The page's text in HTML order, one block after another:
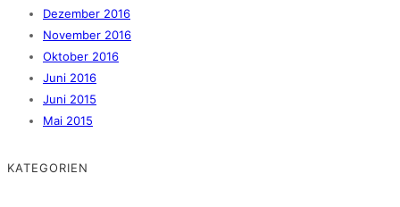
Dezember 2016
November 2016
Oktober 2016
Juni 2016
Juni 2015
Mai 2015
KATEGORIEN